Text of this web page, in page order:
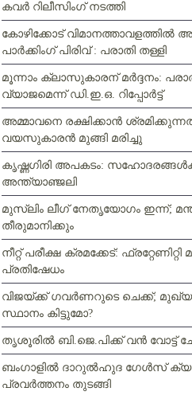
കവര്‍ റിലീസിംഗ് നടത്തി
കോഴിക്കോട് വിമാനത്താവളത്തില്‍
പാര്‍ക്കിംഗ് പിരിവ് : പരാതി തള്ളി
മൂന്നാം ക്ലാസുകാരന് മര്‍ദ്ദനം:
വ്യാജമെന്ന് ഡി.ഇ.ഒ. റിപ്പോര്‍ട്ട്
അമ്മാവനെ രക്ഷിക്കാന്‍
വയസുകാരന്‍ മുങ്ങി മരിച്ചു
കൃഷ്ണഗിരി അപകടം:
അന്ത്യാഞ്ജലി
മുസ്ലിം ലീഗ് നേതൃയോഗം ഇന്ന്;
തീരുമാനിക്കും
നീറ്റ് പരീക്ഷ ക്രമക്കേട്: ഫ്രറ്റേണിറ്റി
പ്രതിഷേധം
വിജയ്ക്ക് ഗവര്‍ണറുടെ ചെക്ക്;
സ്ഥാനം കിട്ടുമോ?
തൃശൂരില്‍ ബി.ജെ.പിക്ക് വന്‍ വോട്ട്
ബംഗാളില്‍ ദാറുല്‍ഹുദ ഗേള്‍സ്
പ്രവര്‍ത്തനം തുടങ്ങി